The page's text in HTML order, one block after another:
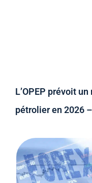
L’OPEP prévoit
pétrolier en 2026